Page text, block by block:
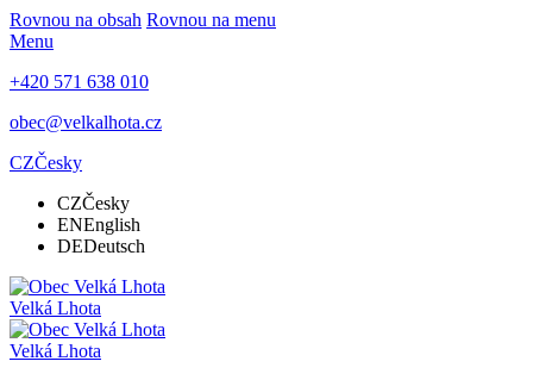
Rovnou na obsah Rovnou na menu
Menu
+420 571 638 010
obec@velkalhota.cz
CZČesky
CZČesky
ENEnglish
DEDeutsch
Velká Lhota
Velká Lhota